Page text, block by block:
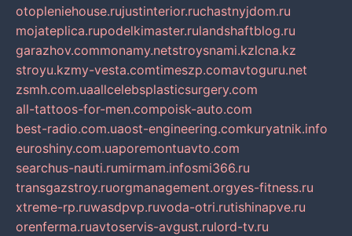
otopleniehouse.rujustinterior.ruchastnyjdom.ru
mojateplica.rupodelkimaster.rulandshaftblog.ru
garazhov.commonamy.netstroysnami.kzlcna.kz
stroyu.kzmy-vesta.comtimeszp.comavtoguru.net
zsmh.com.uaallcelebsplasticsurgery.com
all-tattoos-for-men.compoisk-auto.com
best-radio.com.uaost-engineering.comkuryatnik.info
euroshiny.com.uaporemontuavto.com
searchus-nauti.rumirmam.infosmi366.ru
transgazstroy.ruorgmanagement.orgyes-fitness.ru
xtreme-rp.ruwasdpvp.ruvoda-otri.rutishinapve.ru
orenferma.ruavtoservis-avgust.rulord-tv.ru